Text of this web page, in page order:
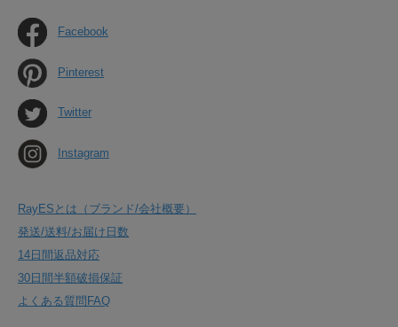
Facebook
Pinterest
Twitter
Instagram
RayESとは（ブランド/会社概要）
発送/送料/お届け日数
14日間返品対応
30日間半額破損保証
よくある質問FAQ